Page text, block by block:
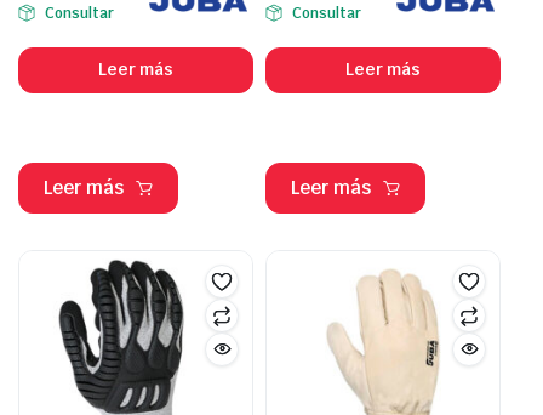
Consultar
Leer más
Leer más
Consultar
Leer más
Leer más